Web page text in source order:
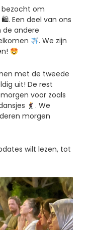
bezocht om
Een deel van ons
de andere
. We zijn
met de tweede
uit! De rest
voor zoals
. We
morgen
wilt lezen, tot